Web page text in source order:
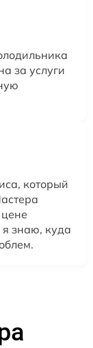
за услуги
который
знаю, куда